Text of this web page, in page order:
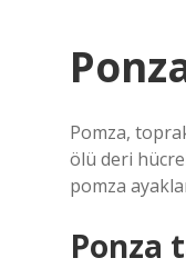
Pomza,
ölü deri
pomza
Ponza